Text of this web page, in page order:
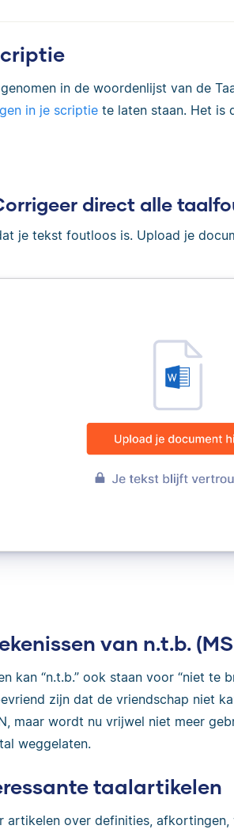
in de woordenlijst van de
in je scriptie te laten staan. Het is
direct alle
je tekst foutloos is. Upload je
van n.t.b.
kan “n.t.b.” ook staan voor “niet te
zijn dat de vriendschap niet
maar wordt nu vrijwel niet meer
weggelaten.
taalartikelen
artikelen over definities,